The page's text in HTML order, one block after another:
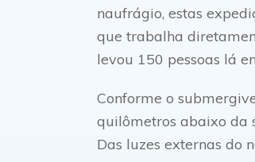
naufrágio, estas
que trabalha
levou 150 pessoas lá
Conforme o
quilômetros abaixo da
Das luzes externas do